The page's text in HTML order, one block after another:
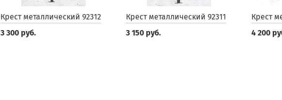
Крест металлический 92312
3 300 руб.
Крест металлический 92311
3 150 руб.
Крест
4 200